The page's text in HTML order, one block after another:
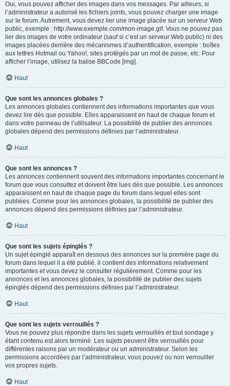
Oui, vous pouvez afficher des images dans vos messages. Par ailleurs, si
l’administrateur a autorisé les fichiers joints, vous pouvez charger une image
sur le forum. Autrement, vous devez lier une image placée sur un serveur Web
public, exemple : http://www.exemple.com/mon-image.gif. Vous ne pouvez pas
lier des images de votre ordinateur (sauf si c’est un serveur Web public) ni des
images placées derrière des mécanismes d’authentification, exemple : boîtes
aux lettres Hotmail ou Yahoo!, sites protégés par un mot de passe, etc. Pour
afficher l’image, utilisez la balise BBCode [img].
Haut
Que sont les annonces globales ?
Les annonces globales contiennent des informations importantes que vous
devez lire dès que possible. Elles apparaissent en haut de chaque forum et
dans votre panneau de l’utilisateur. La possibilité de publier des annonces
globales dépend des permissions définies par l’administrateur.
Haut
Que sont les annonces ?
Les annonces contiennent souvent des informations importantes concernant le
forum que vous consultez et doivent être lues dès que possible. Les annonces
apparaissent en haut de chaque page du forum dans lequel elles sont
publiées. Comme pour les annonces globales, la possibilité de publier des
annonces dépend des permissions définies par l’administrateur.
Haut
Que sont les sujets épinglés ?
Un sujet épinglé apparaît en dessous des annonces sur la première page du
forum dans lequel il a été publié. il contient des informations relativement
importantes et vous devez le consulter régulièrement. Comme pour les
annonces et les annonces globales, la possibilité de publier des sujets
épinglés dépend des permissions définies par l’administrateur.
Haut
Que sont les sujets verrouillés ?
Vous ne pouvez plus répondre dans les sujets verrouillés et tout sondage y
étant contenu est alors terminé. Les sujets peuvent être verrouillés pour
différentes raisons par un modérateur ou un administrateur. Selon les
permissions accordées par l’administrateur, vous pouvez ou non verrouiller
vos propres sujets.
Haut